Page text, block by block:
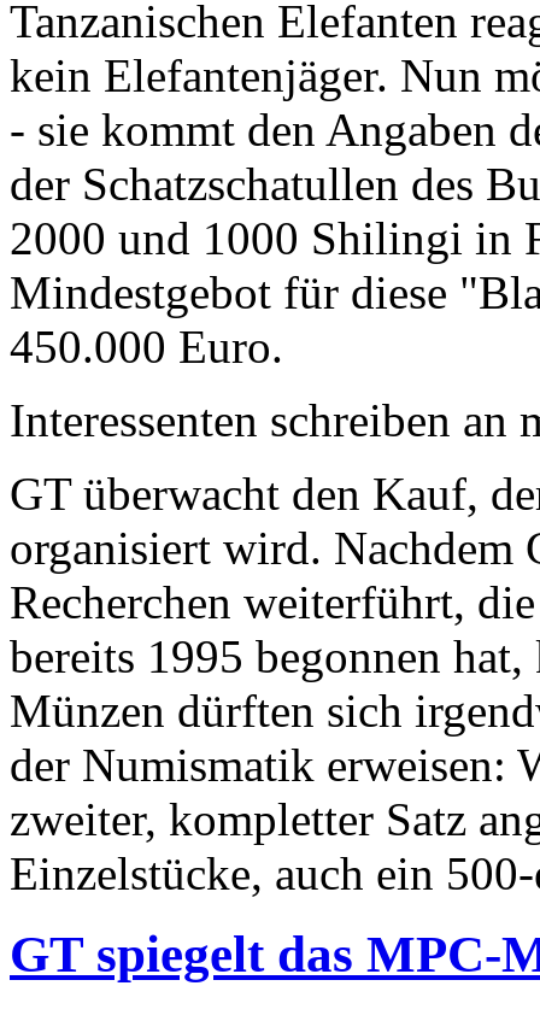
Tanzanischen Elefanten
kein Elefantenjäger. Nun
- sie kommt den Angaben
der Schatzschatullen des
2000 und 1000 Shilingi in
Mindestgebot für diese
450.000 Euro.
Interessenten schreiben
GT überwacht den Kauf,
organisiert wird. Nachdem
Recherchen weiterführt,
bereits 1995 begonnen
Münzen dürften sich
der Numismatik erweisen:
zweiter, kompletter Satz
Einzelstücke, auch ein
GT spiegelt das MPC-